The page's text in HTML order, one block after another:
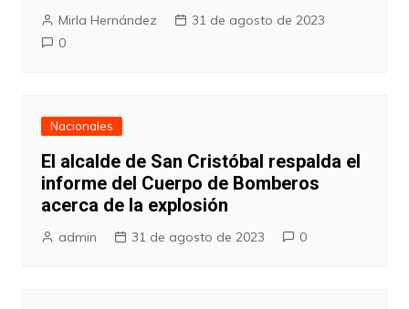
Mirla Hernández
31 de agosto de 2023
0
Nacionales
El alcalde de San Cristóbal respalda el
informe del Cuerpo de Bomberos
acerca de la explosión
admin 31 de agosto de 2023 0